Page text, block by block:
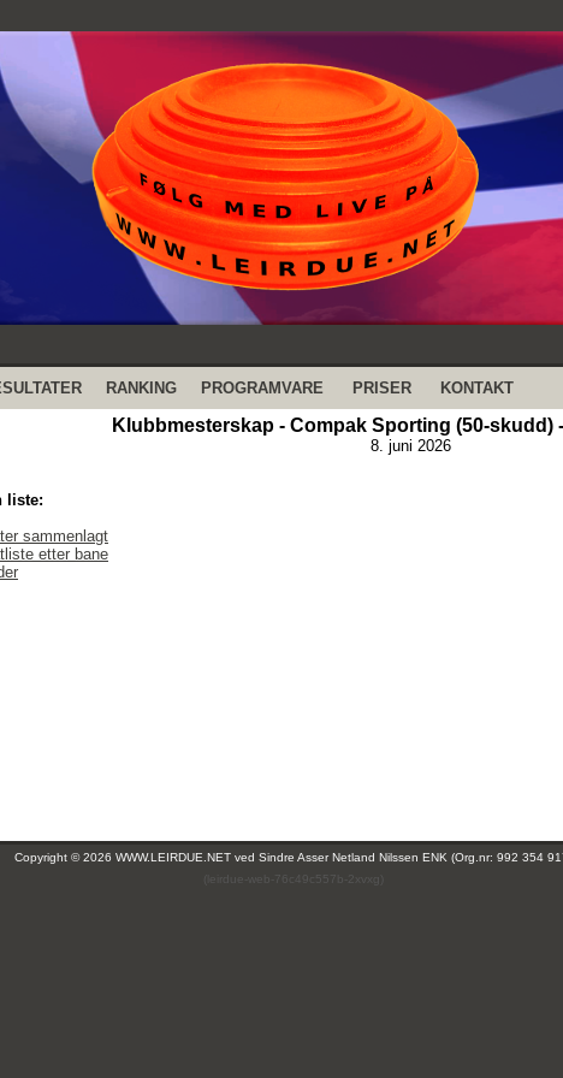
RANKING PROGRAMVARE PRISER KONTAKT
Klubbmesterskap - Compak Sporting (50-skudd)
8. juni 2026
liste:
sammenlagt
etter bane
Copyright © 2026 WWW.LEIRDUE.NET ved Sindre Asser Netland Nilssen ENK (Org.nr: 992 354
(leirdue-web-76c49c557b-2xvxg)